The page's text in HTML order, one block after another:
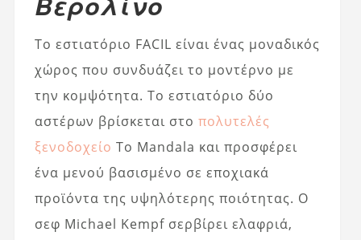
Το εστιατόριο FACIL είναι ένας μοναδικός
χώρος που συνδυάζει το μοντέρνο με
την κομψότητα. Το εστιατόριο δύο
αστέρων βρίσκεται στο πολυτελές
ξενοδοχείο Το Mandala και προσφέρει
ένα μενού βασισμένο σε εποχιακά
προϊόντα της υψηλότερης ποιότητας. Ο
σεφ Michael Kempf σερβίρει ελαφριά,